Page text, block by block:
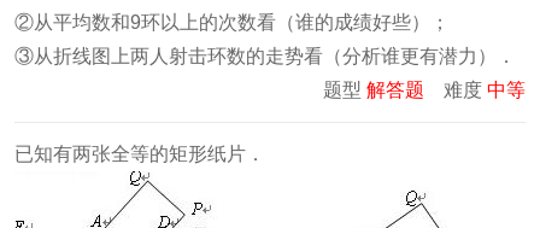
②从平均数和9环以上的次数看（谁的成绩好些）；
③从折线图上两人射击环数的走势看（分析谁更有潜力）．
题型 解答题 难度 中等
已知有两张全等的矩形纸片．